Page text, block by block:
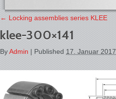
← Locking assemblies series KLEE
klee-300×141
ByAdmin | Published 17. Januar 2017